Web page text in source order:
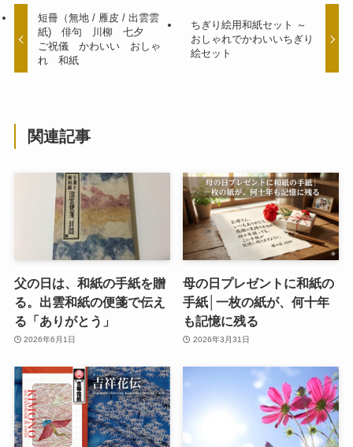
短冊（無地 / 雁皮 / 出雲雲
紙) 俳句 川柳 七夕
ご祝儀 かわいい おしゃ
れ 和紙
ちぎり絵用和紙セット ～
おしゃれでかわいいちぎり
絵セット
関連記事
父の日は、和紙の手紙を贈
る。出雲和紙の便箋で伝え
る「ありがとう」
2026年6月1日
母の日プレゼントに和紙の
手紙│一枚の紙が、何十年
も記憶に残る
2026年3月31日